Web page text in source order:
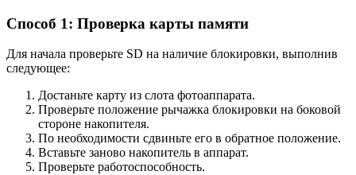
Способ 1: Проверка карты памяти
Для начала проверьте SD на наличие блокировки, выполнив
следующее:
Достаньте карту из слота фотоаппарата.
Проверьте положение рычажка блокировки на боковой
стороне накопителя.
По необходимости сдвиньте его в обратное положение.
Вставьте заново накопитель в аппарат.
Проверьте работоспособность.